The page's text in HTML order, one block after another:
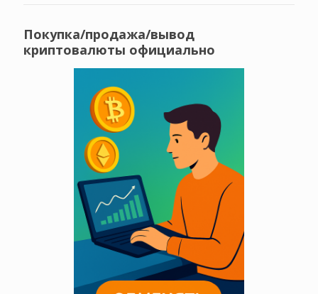
Покупка/продажа/вывод
криптовалюты официально